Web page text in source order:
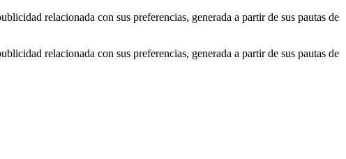
relacionada con sus preferencias, generada a partir de sus pautas de
relacionada con sus preferencias, generada a partir de sus pautas de